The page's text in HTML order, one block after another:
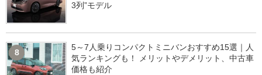
3列”モデル
8
5～7人乗りコンパクトミニバンおすすめ15選｜人
気ランキングも！ メリットやデメリット、中古車
価格も紹介